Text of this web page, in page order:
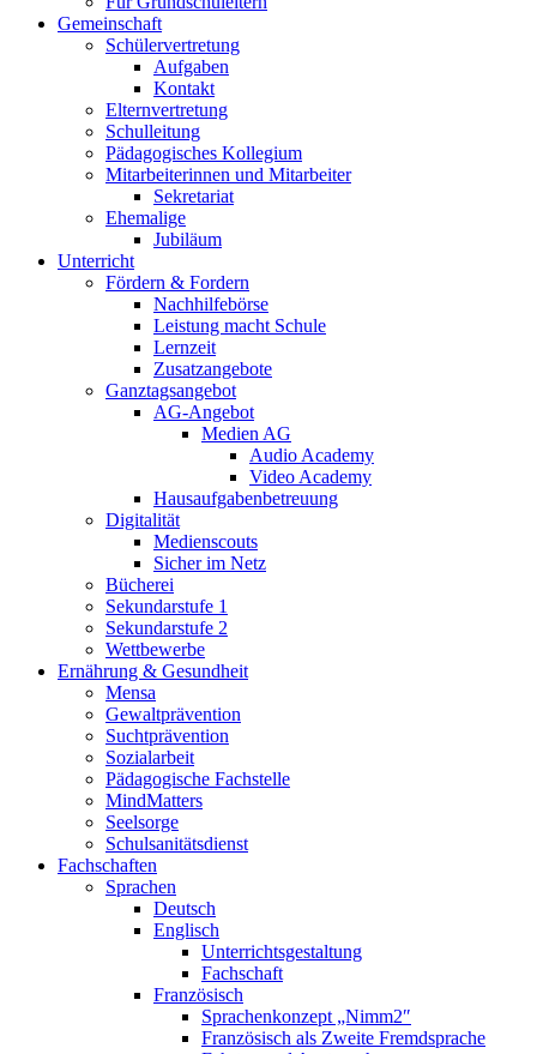
Gemeinschaft
Schülervertretung
Aufgaben
Kontakt
Elternvertretung
Schulleitung
Pädagogisches Kollegium
Mitarbeiterinnen und Mitarbeiter
Sekretariat
Ehemalige
Jubiläum
Unterricht
Fördern & Fordern
Nachhilfebörse
Leistung macht Schule
Lernzeit
Zusatzangebote
Ganztagsangebot
AG-Angebot
Medien AG
Audio Academy
Video Academy
Hausaufgabenbetreuung
Digitalität
Medienscouts
Sicher im Netz
Bücherei
Sekundarstufe 1
Sekundarstufe 2
Wettbewerbe
Ernährung & Gesundheit
Mensa
Gewaltprävention
Suchtprävention
Sozialarbeit
Pädagogische Fachstelle
MindMatters
Seelsorge
Schulsanitätsdienst
Fachschaften
Sprachen
Deutsch
Englisch
Unterrichtsgestaltung
Fachschaft
Französisch
Sprachenkonzept „Nimm2″
Französisch als Zweite Fremdsprache